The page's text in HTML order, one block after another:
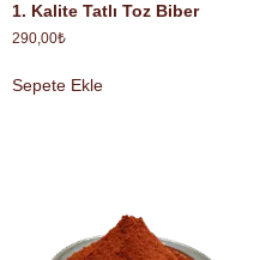
1. Kalite Tatlı Toz Biber
290,00₺
Sepete Ekle